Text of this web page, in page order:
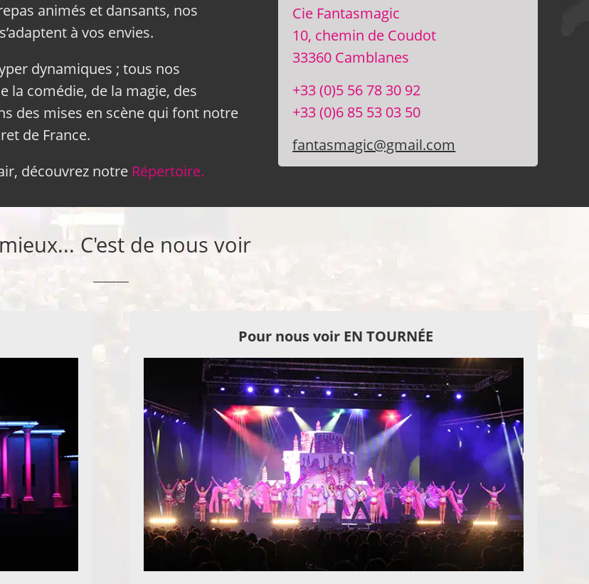
animés et dansants, nos
à vos envies.
dynamiques ; tous nos
la comédie, de la magie, des
des mises en scène qui font notre
de France.
découvrez notre Répertoire.
Cie Fantasmagic
10, chemin de Coudot
33360 Camblanes
+33 (0)5 56 78 30 92
+33 (0)6 85 53 03 50
fantasmagic@gmail.com
C'est de nous voir
Pour nous voir EN TOURNÉE